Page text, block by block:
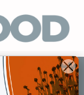
ES